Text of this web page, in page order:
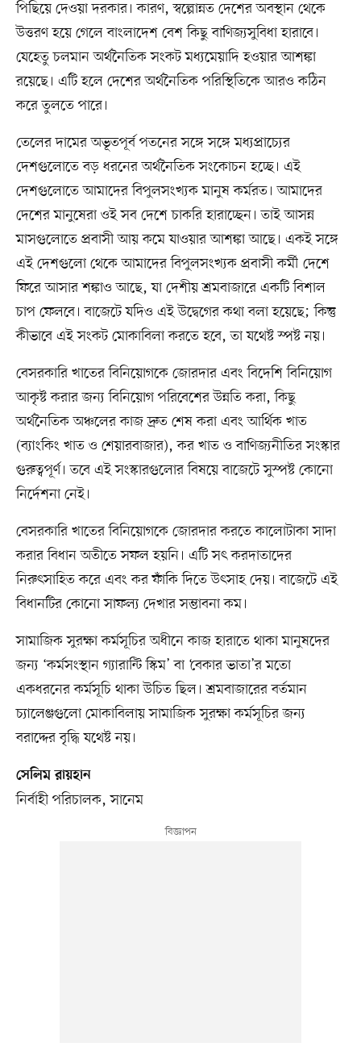
পিছিয়ে দেওয়া দরকার। কারণ, স্বল্পোন্নত দেশের অবস্থান থেকে
উত্তরণ হয়ে গেলে বাংলাদেশ বেশ কিছু বাণিজ্যসুবিধা হারাবে।
যেহেতু চলমান অর্থনৈতিক সংকট মধ্যমেয়াদি হওয়ার আশঙ্কা
রয়েছে। এটি হলে দেশের অর্থনৈতিক পরিস্থিতিকে আরও কঠিন
করে তুলতে পারে।
তেলের দামের অভূতপূর্ব পতনের সঙ্গে সঙ্গে মধ্যপ্রাচ্যের
দেশগুলোতে বড় ধরনের অর্থনৈতিক সংকোচন হচ্ছে। এই
দেশগুলোতে আমাদের বিপুলসংখ্যক মানুষ কর্মরত। আমাদের
দেশের মানুষেরা ওই সব দেশে চাকরি হারাচ্ছেন। তাই আসন্ন
মাসগুলোতে প্রবাসী আয় কমে যাওয়ার আশঙ্কা আছে। একই সঙ্গে
এই দেশগুলো থেকে আমাদের বিপুলসংখ্যক প্রবাসী কর্মী দেশে
ফিরে আসার শঙ্কাও আছে, যা দেশীয় শ্রমবাজারে একটি বিশাল
চাপ ফেলবে। বাজেটে যদিও এই উদ্বেগের কথা বলা হয়েছে; কিন্তু
কীভাবে এই সংকট মোকাবিলা করতে হবে, তা যথেষ্ট স্পষ্ট নয়।
বেসরকারি খাতের বিনিয়োগকে জোরদার এবং বিদেশি বিনিয়োগ
আকৃষ্ট করার জন্য বিনিয়োগ পরিবেশের উন্নতি করা, কিছু
অর্থনৈতিক অঞ্চলের কাজ দ্রুত শেষ করা এবং আর্থিক খাত
(ব্যাংকিং খাত ও শেয়ারবাজার), কর খাত ও বাণিজ্যনীতির সংস্কার
গুরুত্বপূর্ণ। তবে এই সংস্কারগুলোর বিষয়ে বাজেটে সুস্পষ্ট কোনো
নির্দেশনা নেই।
বেসরকারি খাতের বিনিয়োগকে জোরদার করতে কালোটাকা সাদা
করার বিধান অতীতে সফল হয়নি। এটি সৎ করদাতাদের
নিরুৎসাহিত করে এবং কর ফাঁকি দিতে উৎসাহ দেয়। বাজেটে এই
বিধানটির কোনো সাফল্য দেখার সম্ভাবনা কম।
সামাজিক সুরক্ষা কর্মসূচির অধীনে কাজ হারাতে থাকা মানুষদের
জন্য ‘কর্মসংস্থান গ্যারান্টি স্কিম’ বা ‘বেকার ভাতা’র মতো
একধরনের কর্মসূচি থাকা উচিত ছিল। শ্রমবাজারের বর্তমান
চ্যালেঞ্জগুলো মোকাবিলায় সামাজিক সুরক্ষা কর্মসূচির জন্য
বরাদ্দের বৃদ্ধি যথেষ্ট নয়।
সেলিম রায়হান
নির্বাহী পরিচালক, সানেম